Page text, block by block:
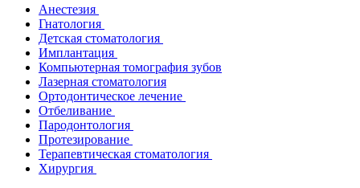
Анестезия
Гнатология
Детская стоматология
Имплантация
Компьютерная томография зубов
Лазерная стоматология
Ортодонтическое лечение
Отбеливание
Пародонтология
Протезирование
Терапевтическая стоматология
Хирургия